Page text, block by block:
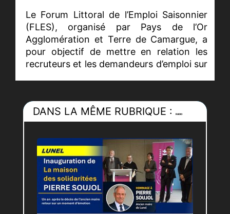
Le Forum Littoral de l’Emploi Saisonnier
(FLES), organisé par Pays de l’Or
Agglomération et Terre de Camargue, a
pour objectif de mettre en relation les
recruteurs et les demandeurs d’emploi sur
Près de 100 recruteurs de tous secteurs
commerce, animation…, et plus de 1000
offres d’emploi à pouvoir ! Toutes les
offres d’emploi non pourvues peuvent
être consulte à la maison de saisonniers à
la Grande-Motte
https://paysdelor.fr/travailler-et-
DANS LA MÊME RUBRIQUE :RADIO